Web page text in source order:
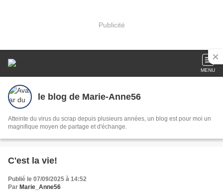
Publicité
MENU
le blog de Marie-Anne56
Atteinte du virus du scrap depuis plusieurs années, un blog est pour moi un
magnifique moyen de partage et d'échange.
C'est la vie!
Publié le 07/09/2025 à 14:52
Par Marie_Anne56